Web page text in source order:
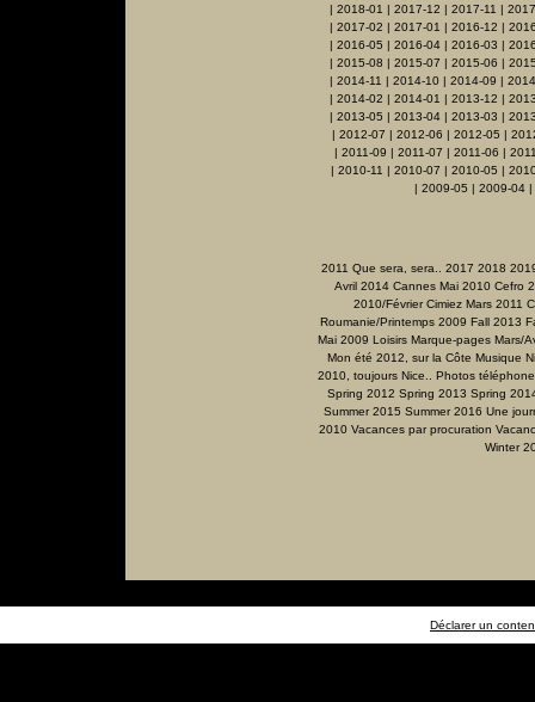
| 2018-01 | 2017-12 | 2017-11 |
| 2017-02 | 2017-01 | 2016-12 |
| 2016-05 | 2016-04 | 2016-03 |
| 2015-08 | 2015-07 | 2015-06 |
| 2014-11 | 2014-10 | 2014-09 |
| 2014-02 | 2014-01 | 2013-12 |
| 2013-05 | 2013-04 | 2013-03 |
| 2012-07 | 2012-06 | 2012-05 |
| 2011-09 | 2011-07 | 2011-06 |
| 2010-11 | 2010-07 | 2010-05 |
| 2009-05 | 2009-04 |
2011 Que sera, sera.. 2017 2018
Avril 2014 Cannes Mai 2010 Cefro
2010/Février Cimiez Mars 2011
Roumanie/Printemps 2009 Fall 2013
Mai 2009 Loisirs Marque-pages Mars/
Mon été 2012, sur la Côte Musique
2010, toujours Nice.. Photos téléphone
Spring 2012 Spring 2013 Spring
Summer 2015 Summer 2016 Une
2010 Vacances par procuration
Winter
Déclarer un